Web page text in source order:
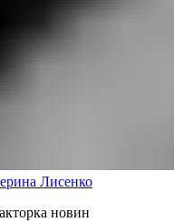
Лисенко
новин